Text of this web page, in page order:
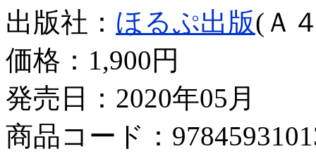
出版社： ほるぷ出版(Ａ
価格： 1,900円
発売日：2020年05月
商品コード：